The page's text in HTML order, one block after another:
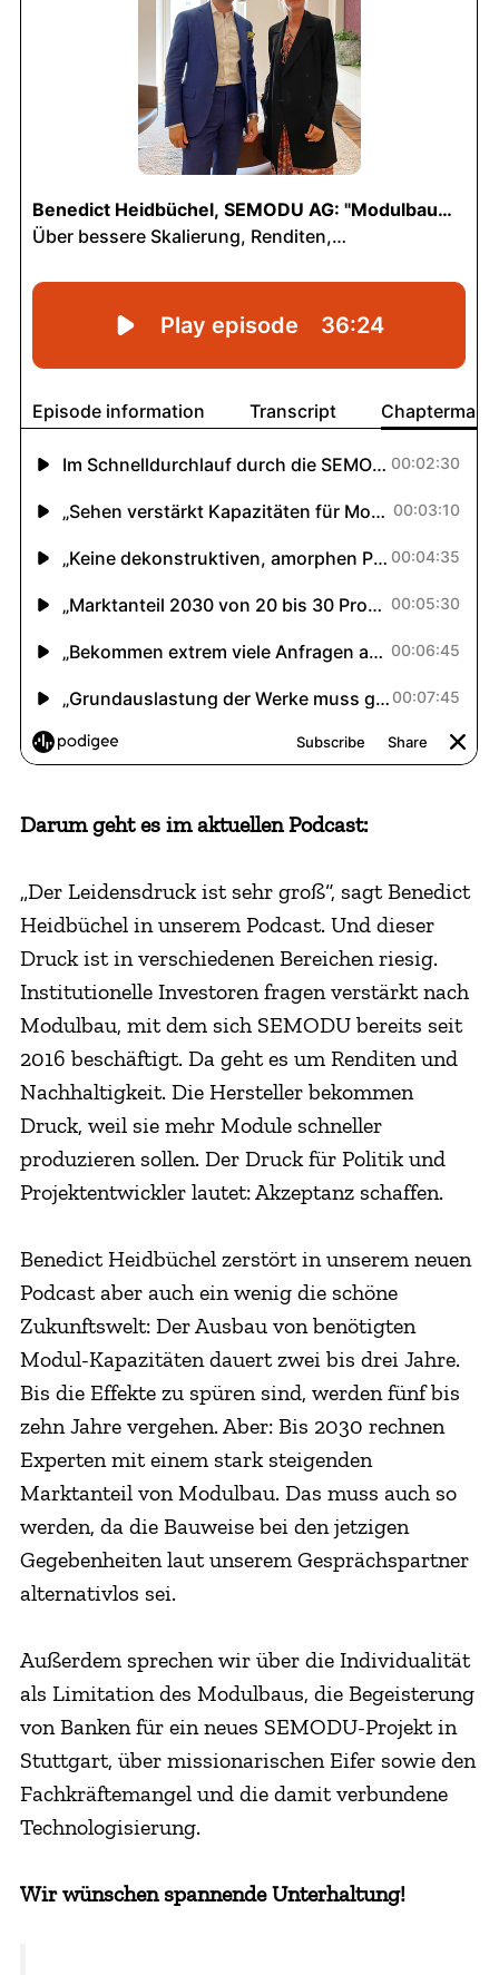
Darum geht es im aktuellen Podcast:
„Der Leidensdruck ist sehr groß“, sagt Benedict
Heidbüchel in unserem Podcast. Und dieser
Druck ist in verschiedenen Bereichen riesig.
Institutionelle Investoren fragen verstärkt nach
Modulbau, mit dem sich SEMODU bereits seit
2016 beschäftigt. Da geht es um Renditen und
Nachhaltigkeit. Die Hersteller bekommen
Druck, weil sie mehr Module schneller
produzieren sollen. Der Druck für Politik und
Projektentwickler lautet: Akzeptanz schaffen.
Benedict Heidbüchel zerstört in unserem neuen
Podcast aber auch ein wenig die schöne
Zukunftswelt: Der Ausbau von benötigten
Modul-Kapazitäten dauert zwei bis drei Jahre.
Bis die Effekte zu spüren sind, werden fünf bis
zehn Jahre vergehen. Aber: Bis 2030 rechnen
Experten mit einem stark steigenden
Marktanteil von Modulbau. Das muss auch so
werden, da die Bauweise bei den jetzigen
Gegebenheiten laut unserem Gesprächspartner
alternativlos sei.
Außerdem sprechen wir über die Individualität
als Limitation des Modulbaus, die Begeisterung
von Banken für ein neues SEMODU-Projekt in
Stuttgart, über missionarischen Eifer sowie den
Fachkräftemangel und die damit verbundene
Technologisierung.
Wir wünschen spannende Unterhaltung!